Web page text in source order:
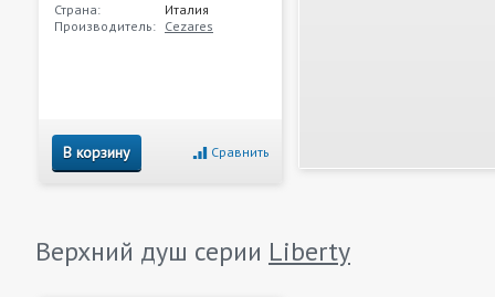
Страна:
Италия
Производитель: Cezares
В корзину Сравнить
Верхний душ серии Liberty